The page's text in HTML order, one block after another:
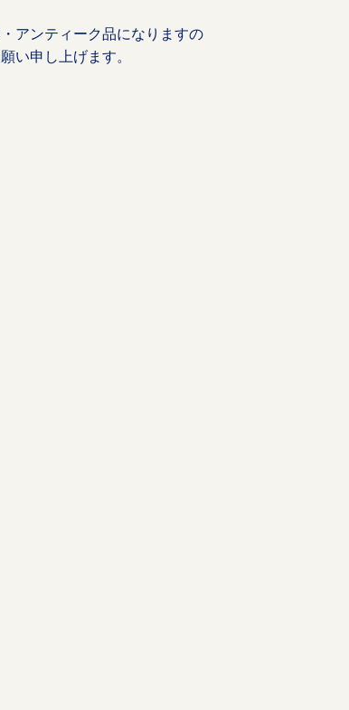
アンティーク品になりますの
い申し上げます。